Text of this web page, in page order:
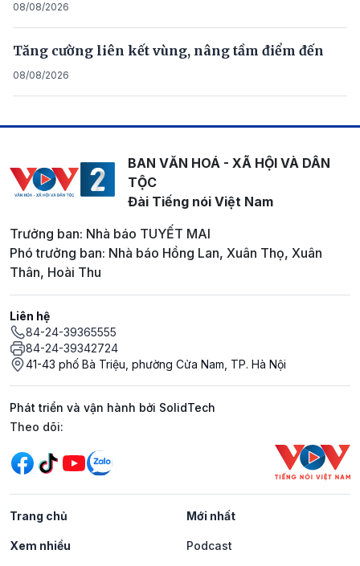
08/08/2026
Tăng cường liên kết vùng, nâng tầm điểm đến
08/08/2026
BAN VĂN HOÁ - XÃ HỘI VÀ DÂN
TỘC
Đài Tiếng nói Việt Nam
Trưởng ban: Nhà báo TUYẾT MAI
Phó trưởng ban: Nhà báo Hồng Lan, Xuân Thọ, Xuân
Thân, Hoài Thu
Liên hệ
84-24-39365555
84-24-39342724
41-43 phố Bà Triệu, phường Cửa Nam, TP. Hà Nội
Phát triển và vận hành bởi SolidTech
Mạng xã hội
Theo dõi:
Trang chủ Mới nhất
Xem nhiều Podcast